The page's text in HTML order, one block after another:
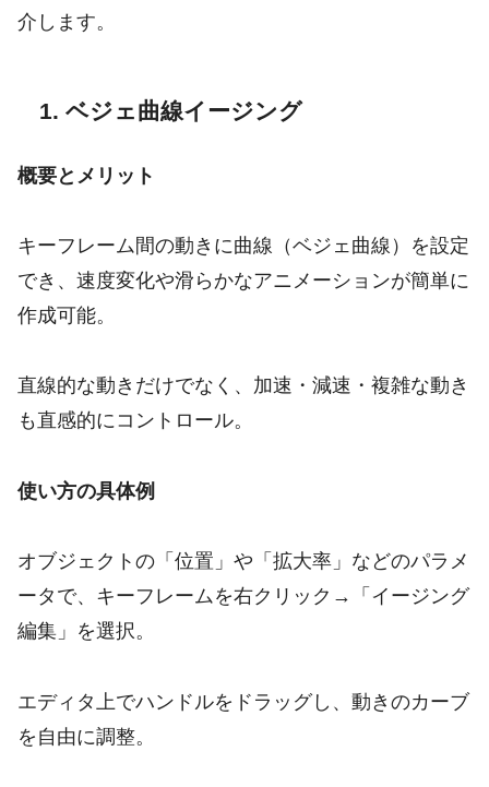
介します。
1. ベジェ曲線イージング
概要とメリット
キーフレーム間の動きに曲線（ベジェ曲線）を設定
でき、速度変化や滑らかなアニメーションが簡単に
作成可能。
直線的な動きだけでなく、加速・減速・複雑な動き
も直感的にコントロール。
使い方の具体例
オブジェクトの「位置」や「拡大率」などのパラメ
ータで、キーフレームを右クリック→「イージング
編集」を選択。
エディタ上でハンドルをドラッグし、動きのカーブ
を自由に調整。